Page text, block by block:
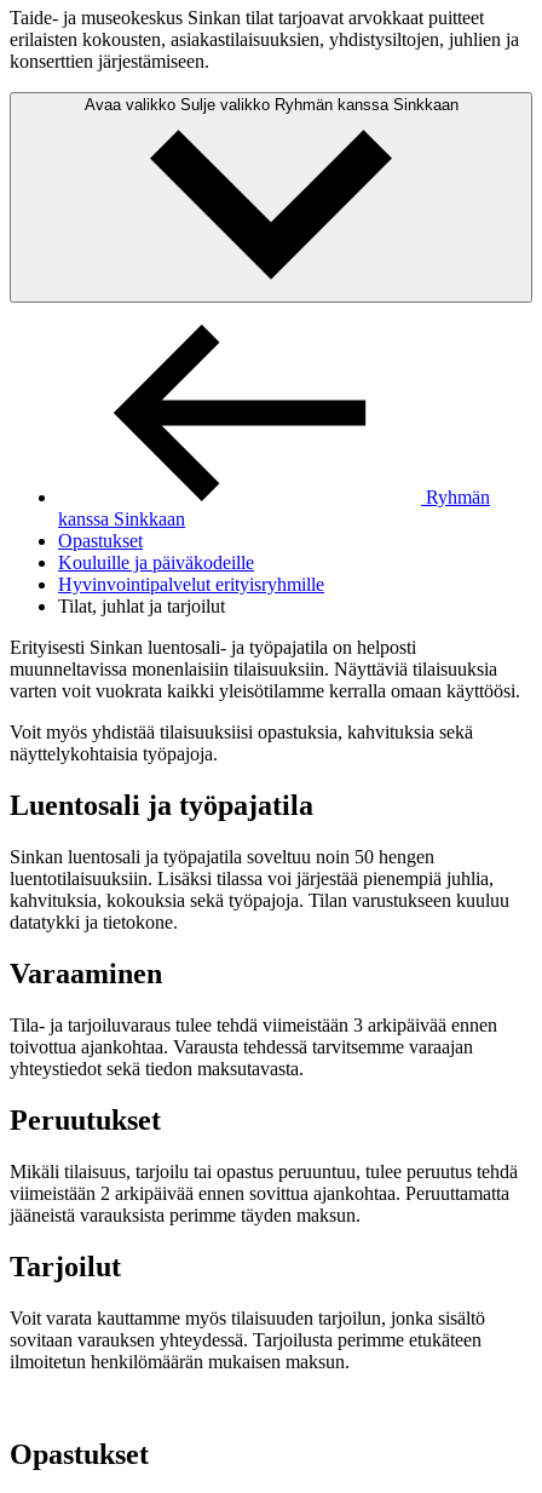
Taide- ja museokeskus Sinkan tilat tarjoavat arvokkaat puitteet
erilaisten kokousten, asiakastilaisuuksien, yhdistysiltojen, juhlien ja
konserttien järjestämiseen.
Avaa valikko Sulje valikko Ryhmän kanssa Sinkkaan
Ryhmän
kanssa Sinkkaan
Opastukset
Kouluille ja päiväkodeille
Hyvinvointipalvelut erityisryhmille
Tilat, juhlat ja tarjoilut
Erityisesti Sinkan luentosali- ja työpajatila on helposti
muunneltavissa monenlaisiin tilaisuuksiin. Näyttäviä tilaisuuksia
varten voit vuokrata kaikki yleisötilamme kerralla omaan käyttöösi.
Voit myös yhdistää tilaisuuksiisi opastuksia, kahvituksia sekä
näyttelykohtaisia työpajoja.
Luentosali ja työpajatila
Sinkan luentosali ja työpajatila soveltuu noin 50 hengen
luentotilaisuuksiin. Lisäksi tilassa voi järjestää pienempiä juhlia,
kahvituksia, kokouksia sekä työpajoja. Tilan varustukseen kuuluu
datatykki ja tietokone.
Varaaminen
Tila- ja tarjoiluvaraus tulee tehdä viimeistään 3 arkipäivää ennen
toivottua ajankohtaa. Varausta tehdessä tarvitsemme varaajan
yhteystiedot sekä tiedon maksutavasta.
Peruutukset
Mikäli tilaisuus, tarjoilu tai opastus peruuntuu, tulee peruutus tehdä
viimeistään 2 arkipäivää ennen sovittua ajankohtaa. Peruuttamatta
jääneistä varauksista perimme täyden maksun.
Tarjoilut
Voit varata kauttamme myös tilaisuuden tarjoilun, jonka sisältö
sovitaan varauksen yhteydessä. Tarjoilusta perimme etukäteen
ilmoitetun henkilömäärän mukaisen maksun.
Opastukset